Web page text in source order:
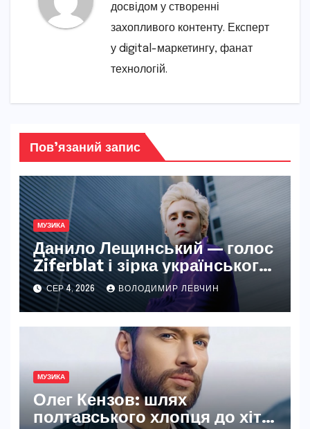
досвідом у створенні
захопливого контенту. Експерт
у digital-маркетингу, фанат
технологій.
Пов’язаний запис
МУЗИКА
Данило Лещинський — голос
Ziferblat і зірка українського
арт-року
СЕР 4, 2026 ВОЛОДИМИР ЛЕВЧИН
МУЗИКА
Олег Кензов: шлях
полтавського хлопця до хітів